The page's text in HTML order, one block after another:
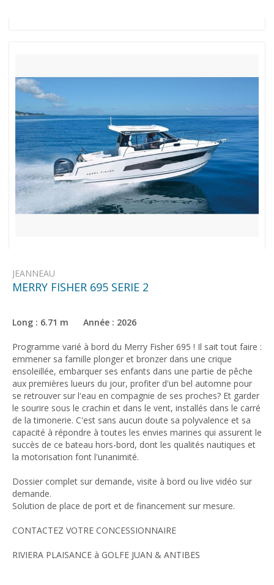
JEANNEAU
MERRY FISHER 695 SERIE 2
Long : 6.71 m Année : 2026
Programme varié à bord du Merry Fisher 695 ! Il sait tout faire :
emmener sa famille plonger et bronzer dans une crique
ensoleillée, embarquer ses enfants dans une partie de pêche
aux premières lueurs du jour, profiter d'un bel automne pour
se retrouver sur l'eau en compagnie de ses proches? Et garder
le sourire sous le crachin et dans le vent, installés dans le carré
de la timonerie. C'est sans aucun doute sa polyvalence et sa
capacité à répondre à toutes les envies marines qui assurent le
succès de ce bateau hors-bord, dont les qualités nautiques et
la motorisation font l'unanimité.
Dossier complet sur demande, visite à bord ou live vidéo sur
demande.
Solution de place de port et de financement sur mesure.
CONTACTEZ VOTRE CONCESSIONNAIRE
RIVIERA PLAISANCE à GOLFE JUAN & ANTIBES